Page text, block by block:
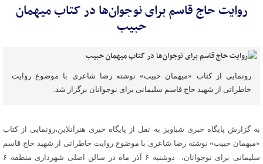
روایت حاج قاسم برای نوجوان‌ها در کتاب میهمان
حبیب
رونمایی از کتاب «میهمان حبیب» نوشته رضا شاعری با موضوع روایت
خاطراتی از شهید حاج قاسم سلیمانی برای نوجوانان برگزار شد.
به گزارش پایگاه خبری شباویز به نقل از پایگاه خبری هنرآنلاین،رونمایی از کتاب
«میهمان حبیب» نوشته رضا شاعری با موضوع روایت خاطراتی از شهید حاج قاسم
سلیمانی برای نوجوانان، دوشنبه ۶ آذر ماه در سالن اصلی شهرداری منطقه ۶